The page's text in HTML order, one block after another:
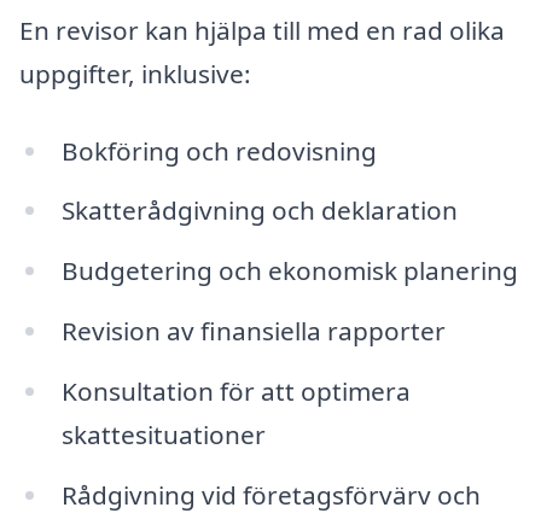
En revisor kan hjälpa till med en rad olika
uppgifter, inklusive:
Bokföring och redovisning
Skatterådgivning och deklaration
Budgetering och ekonomisk planering
Revision av finansiella rapporter
Konsultation för att optimera
skattesituationer
Rådgivning vid företagsförvärv och